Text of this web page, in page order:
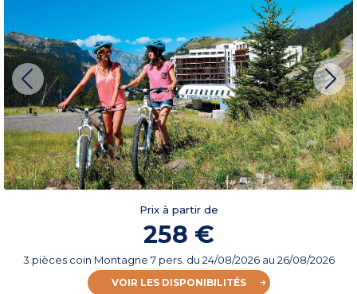
Prix à partir de
258 €
3 pièces coin Montagne 7 pers. du 24/08/2026au 26/08/2026
VOIR LES DISPONIBILITÉS